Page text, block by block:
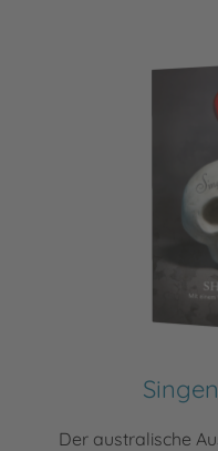
Der australische